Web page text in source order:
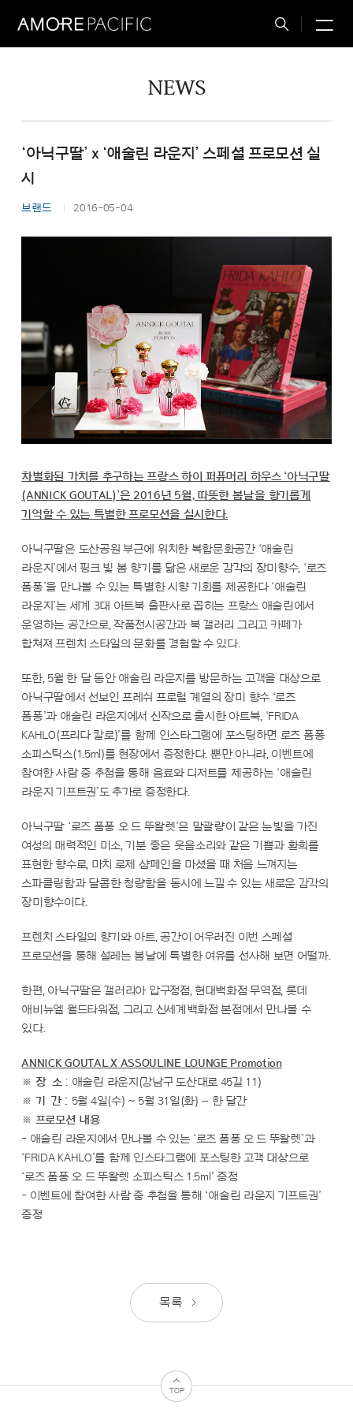
Total
NEWS
‘아닉구딸’ x ‘애술린 라운지’ 스페셜 프로모션 실
시
브랜드 2016-05-04
차별화된 가치를 추구하는 프랑스 하이 퍼퓨머리 하우스 ‘아닉구딸
(ANNICK GOUTAL)’은 2016년 5월, 따뜻한 봄날을 향기롭게
기억할 수 있는 특별한 프로모션을 실시한다.
아닉구딸은 도산공원 부근에 위치한 복합문화공간 ‘애술린
라운지’에서 핑크 빛 봄 향기를 닮은 새로운 감각의 장미향수, ‘로즈
폼퐁’을 만나볼 수 있는 특별한 시향 기회를 제공한다 ‘애술린
라운지’는 세계 3대 아트북 출판사로 꼽히는 프랑스 애술린에서
운영하는 공간으로, 작품전시공간과 북 갤러리 그리고 카페가
합쳐져 프렌치 스타일의 문화를 경험할 수 있다.
또한, 5월 한 달 동안 애술린 라운지를 방문하는 고객을 대상으로
아닉구딸에서 선보인 프레쉬 프로럴 계열의 장미 향수 ‘로즈
폼퐁’과 애술린 라운지에서 신작으로 출시한 아트북, ‘FRIDA
KAHLO(프리다 칼로)’를 함께 인스타그램에 포스팅하면 로즈 폼퐁
소피스틱스(1.5ml)를 현장에서 증정한다. 뿐만 아니라, 이벤트에
참여한 사람 중 추첨을 통해 음료와 디저트를 제공하는 ‘애술린
라운지 기프트권’도 추가로 증정한다.
아닉구딸 ‘로즈 폼퐁 오 드 뚜왈렛’은 말괄량이 같은 눈빛을 가진
여성의 매력적인 미소, 기분 좋은 웃음소리와 같은 기쁨과 환희를
표현한 향수로, 마치 로제 샴페인을 마셨을 때 처음 느껴지는
스파클링함과 달콤한 청량함을 동시에 느낄 수 있는 새로운 감각의
장미향수이다.
프렌치 스타일의 향기와 아트, 공간이 어우러진 이번 스페셜
프로모션을 통해 설레는 봄날에 특별한 여유를 선사해 보면 어떨까.
한편, 아닉구딸은 갤러리아 압구정점, 현대백화점 무역점, 롯데
애비뉴엘 월드타워점, 그리고 신세계백화점 본점에서 만나볼 수
있다.
ANNICK GOUTAL X ASSOULINE LOUNGE Promotion
※ 장 소 : 애술린 라운지(강남구 도산대로 45길 11)
※ 기 간 : 5월 4일(수) ~ 5월 31일(화) – 한 달간
※ 프로모션 내용
- 애술린 라운지에서 만나볼 수 있는 ‘로즈 폼퐁 오 드 뚜왈렛’과
‘FRIDA KAHLO’를 함께 인스타그램에 포스팅한 고객 대상으로
‘로즈 폼퐁 오 드 뚜왈렛 소피스틱스 1.5ml’ 증정
- 이벤트에 참여한 사람 중 추첨을 통해 ‘애술린 라운지 기프트권’
증정
목록
TOP